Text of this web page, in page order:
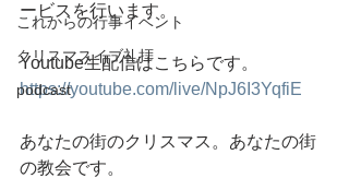
これからの行事イベント
クリスマスイブ礼拝
podcast
ービスを行います。
Youtube生配信はこちらです。
https://youtube.com/live/NpJ6I3YqfiE
あなたの街のクリスマス。あなたの街
の教会です。